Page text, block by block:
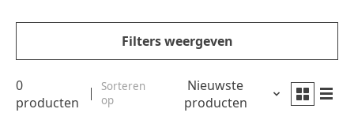
Filters weergeven
0
producten
Sorteren
op
Nieuwste
producten